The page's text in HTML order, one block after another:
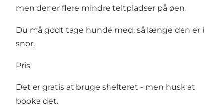
men der er flere mindre teltpladser på øen.
Du må godt tage hunde med, så længe den er i
snor.
Pris
Det er gratis at bruge shelteret - men husk at
booke det.